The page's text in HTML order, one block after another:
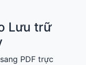
Lưu trữ
PDF trực